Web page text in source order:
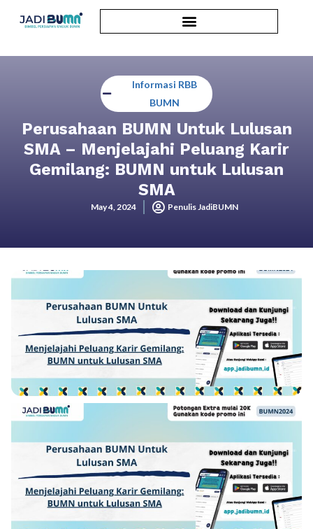
Informasi RBB
BUMN
Perusahaan BUMN Untuk Lulusan
SMA – Menjelajahi Peluang Karir
Gemilang: BUMN untuk Lulusan
SMA
May 4, 2024 Penulis JadiBUMN